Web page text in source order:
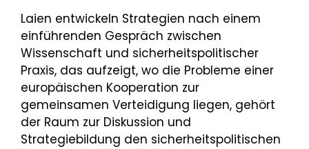
Laien entwickeln Strategien nach einem
einführenden Gespräch zwischen
Wissenschaft und sicherheitspolitischer
Praxis, das aufzeigt, wo die Probleme einer
europäischen Kooperation zur
gemeinsamen Verteidigung liegen, gehört
der Raum zur Diskussion und
Strategiebildung den sicherheitspolitischen